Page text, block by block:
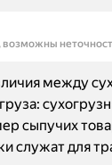
возможны
между
сыпучих
служат для